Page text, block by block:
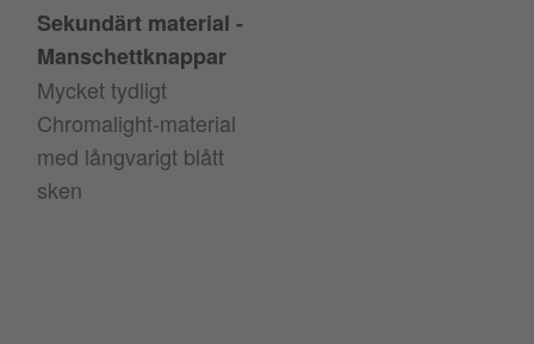
Sekundärt material -
Manschettknappar
Mycket tydligt
Chromalight-material
med långvarigt blått
sken